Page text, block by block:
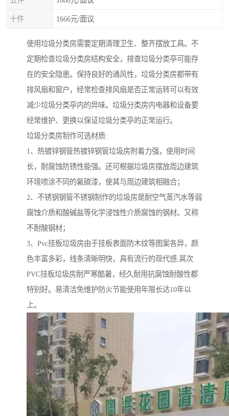
十件 1666元/面议
使用垃圾分类房需要定期清理卫生、整齐摆放工具。不
定期检查垃圾分类房结构安全，排查垃圾分类亭可能存
在的安全隐患。保持良好的通风性，垃圾分类房都带有
排风扇和窗户，经常检查排风扇是否正常运转可以有效
减少垃圾分类亭内的异味。垃圾分类房内电器和设备要
经常维护、更换以保证垃圾分类亭的正常运行。
垃圾分类房制作可选材质:
1、热镀锌钢管热镀锌钢管垃圾房附着力强，使用时间
长，耐腐蚀防锈性能强。还可根据垃圾房摆放周边建筑
环境喷涂不同的氟碳漆，使其与周边建筑相融合；
2、不锈钢钢管不锈钢制作的垃圾房是耐空气蒸汽水等弱
腐蚀介质和酸碱盐等化学浸蚀性介质腐蚀的钢材。又称
不耐酸钢材；
3、Pvc挂板垃圾房由于挂板表面防木纹等图案各异，颜
色丰富多彩，线条清晰明快，具有流行的现代感;其次
PVC挂板垃圾房耐严寒酷暑，经久耐用抗腐蚀耐酸性都
特别好。易清洁免维护防火节能使用年限长达10年以
上。